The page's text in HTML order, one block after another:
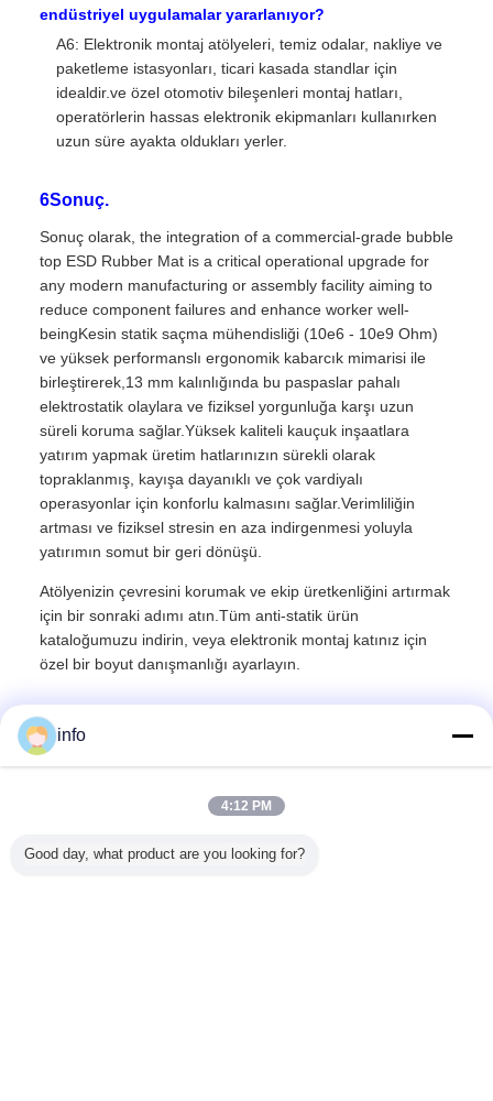
endüstriyel uygulamalar yararlanıyor?
A6: Elektronik montaj atölyeleri, temiz odalar, nakliye ve
paketleme istasyonları, ticari kasada standlar için
idealdir.ve özel otomotiv bileşenleri montaj hatları,
operatörlerin hassas elektronik ekipmanları kullanırken
uzun süre ayakta oldukları yerler.
6Sonuç.
Sonuç olarak, the integration of a commercial-grade bubble
top ESD Rubber Mat is a critical operational upgrade for
any modern manufacturing or assembly facility aiming to
reduce component failures and enhance worker well-
beingKesin statik saçma mühendisliği (10e6 - 10e9 Ohm)
ve yüksek performanslı ergonomik kabarcık mimarisi ile
birleştirerek,13 mm kalınlığında bu paspaslar pahalı
elektrostatik olaylara ve fiziksel yorgunluğa karşı uzun
süreli koruma sağlar.Yüksek kaliteli kauçuk inşaatlara
yatırım yapmak üretim hatlarınızın sürekli olarak
topraklanmış, kayışa dayanıklı ve çok vardiyalı
operasyonlar için konforlu kalmasını sağlar.Verimliliğin
artması ve fiziksel stresin en aza indirgenmesi yoluyla
yatırımın somut bir geri dönüşü.
Atölyenizin çevresini korumak ve ekip üretkenliğini artırmak
için bir sonraki adımı atın.Tüm anti-statik ürün
kataloğumuzu indirin, veya elektronik montaj katınız için
özel bir boyut danışmanlığı ayarlayın.
Recommended Products
info
4:12 PM
Good day, what product are you looking for?